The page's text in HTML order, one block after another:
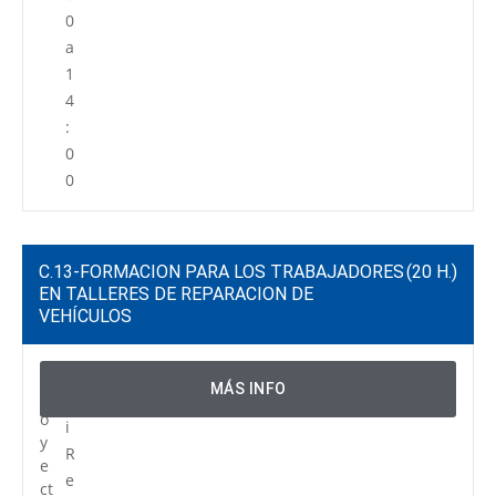
0
a
1
4
:
0
0
C.13-FORMACION PARA LOS TRABAJADORES
EN TALLERES DE REPARACION DE
VEHÍCULOS
(20 H.)
o
y
e
ct
i
R
e
MÁS INFO